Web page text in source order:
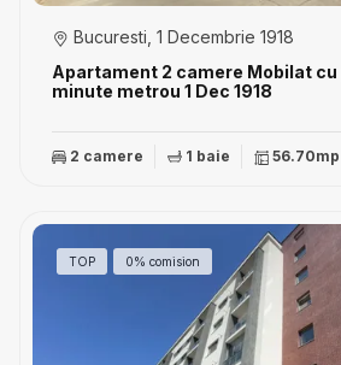
Apartament 2 camere Mobilat cu
minute metrou 1 Dec 1918
Bucuresti, 1 Decembrie 1918
2 camere 1 baie 56.70mp
TOP 0% comision